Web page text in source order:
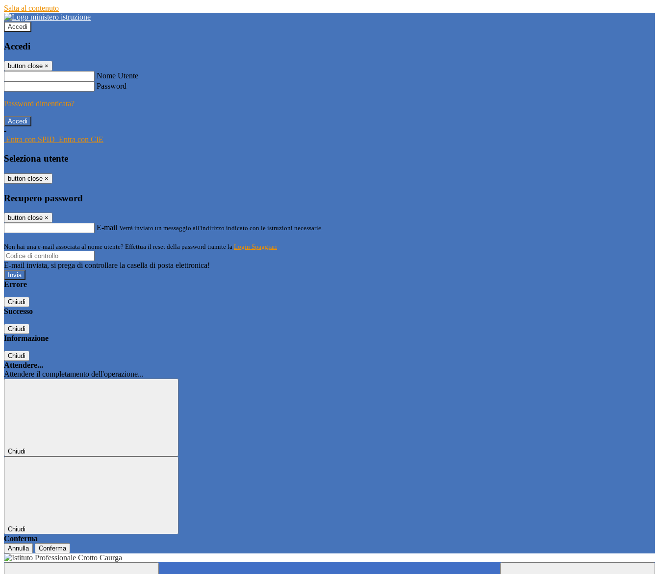
Salta al contenuto
Accedi
Accedi
button close ×
Nome Utente
Password
Password dimenticata?
-
Entra con SPID Entra con CIE
Seleziona utente
button close ×
Recupero password
button close ×
E-mail Verrà inviato un messaggio all'indirizzo indicato con le istruzioni necessarie.
Non hai una e-mail associata al nome utente? Effettua il reset della password tramite la Login Spaggiari
E-mail inviata, si prega di controllare la casella di posta elettronica!
Errore
Chiudi
Successo
Chiudi
Informazione
Chiudi
Attendere...
Attendere il completamento dell'operazione...
Chiudi
Chiudi
Conferma
Annulla Conferma